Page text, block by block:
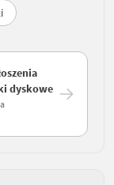
dyskowe